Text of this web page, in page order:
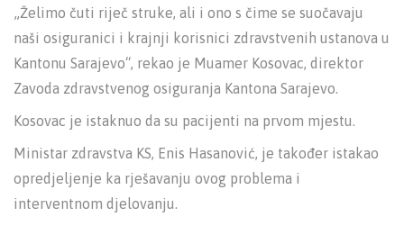
„Želimo čuti riječ struke, ali i ono s čime se suočavaju
naši osiguranici i krajnji korisnici zdravstvenih ustanova u
Kantonu Sarajevo“, rekao je Muamer Kosovac, direktor
Zavoda zdravstvenog osiguranja Kantona Sarajevo.
Kosovac je istaknuo da su pacijenti na prvom mjestu.
Ministar zdravstva KS, Enis Hasanović, je također istakao
opredjeljenje ka rješavanju ovog problema i
interventnom djelovanju.